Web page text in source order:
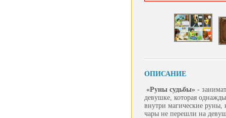
ОПИСАНИЕ
«Руны судьбы» -
девушке, которая
внутри магические руны,
чары не перешли на